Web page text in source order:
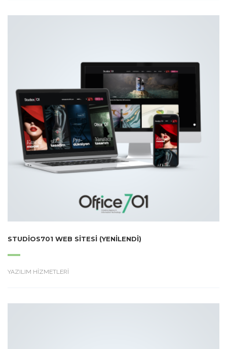
STUDIOS701 WEB SITESI (YENILENDI)
YAZILIM HİZMETLERİ